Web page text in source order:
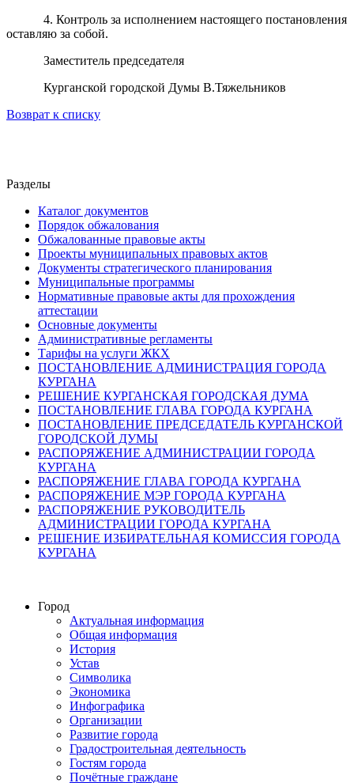
4. Контроль за исполнением настоящего постановления
оставляю за собой.
Заместитель председателя
Курганской городской Думы В.Тяжельников
Возврат к списку
Разделы
Каталог документов
Порядок обжалования
Обжалованные правовые акты
Проекты муниципальных правовых актов
Документы стратегического планирования
Муниципальные программы
Нормативные правовые акты для прохождения
аттестации
Основные документы
Административные регламенты
Тарифы на услуги ЖКХ
ПОСТАНОВЛЕНИЕ АДМИНИСТРАЦИЯ ГОРОДА
КУРГАНА
РЕШЕНИЕ КУРГАНСКАЯ ГОРОДСКАЯ ДУМА
ПОСТАНОВЛЕНИЕ ГЛАВА ГОРОДА КУРГАНА
ПОСТАНОВЛЕНИЕ ПРЕДСЕДАТЕЛЬ КУРГАНСКОЙ
ГОРОДСКОЙ ДУМЫ
РАСПОРЯЖЕНИЕ АДМИНИСТРАЦИИ ГОРОДА
КУРГАНА
РАСПОРЯЖЕНИЕ ГЛАВА ГОРОДА КУРГАНА
РАСПОРЯЖЕНИЕ МЭР ГОРОДА КУРГАНА
РАСПОРЯЖЕНИЕ РУКОВОДИТЕЛЬ
АДМИНИСТРАЦИИ ГОРОДА КУРГАНА
РЕШЕНИЕ ИЗБИРАТЕЛЬНАЯ КОМИССИЯ ГОРОДА
КУРГАНА
Город
Актуальная информация
Общая информация
История
Устав
Символика
Экономика
Инфографика
Организации
Развитие города
Градостроительная деятельность
Гостям города
Почётные граждане